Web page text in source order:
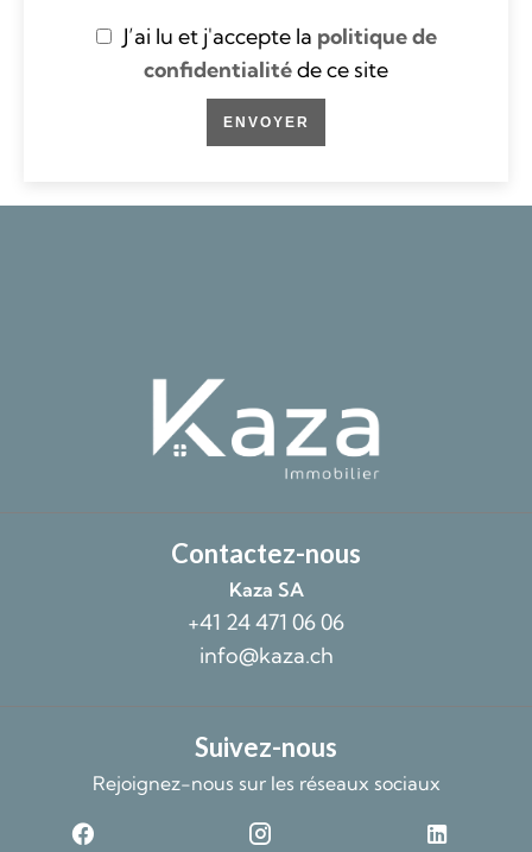
J’ai lu et j'accepte la politique de
confidentialitéde ce site
ENVOYER
Contactez-nous
Kaza SA
+41 24 471 06 06
info@kaza.ch
Suivez-nous
Rejoignez-nous sur les réseaux sociaux